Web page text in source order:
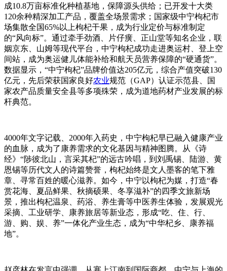
成10.8万亩标准化种植基地，保障源头供给；已开发十大类
120余种精深加工产品，覆盖全场景需求；国家级中宁枸杞市
场集散全国65%以上枸杞干果，成为行业定价与标准制定
的“风向标”。通过牵手劲酒、片仔癀、正山堂等知名企业，联
姻京东、山姆等现代平台，中宁枸杞成功走进奥运村、登上空
间站，成为奥运健儿体能补给和航天员营养保障的“硬通货”。
数据显示，“中宁枸杞”品牌价值达205亿元，综合产值突破130
亿元，先后荣获国家良好农业规范（GAP）认证示范县、国
家农产品质量安全县等多项殊荣，成为道地药材产业发展的标
杆典范。
4000年文字记载、2000年入药史，中宁枸杞早已融入健康产业
的血脉，成为了康养需求的文化基因与精神图腾。从《诗
经》“陟彼北山，言采其杞”的远古吟唱，到刘禹锡、陆游、黄
恩锡等历代文人的诗篇赞誉，枸杞始终是文人墨客的笔下雅
章、寻常百姓的暖心滋养。如今，中宁以枸杞为媒，打造“春
赏花海、夏品鲜果、秋摘硕果、冬享滋补”的四季文旅新场
景，推出枸杞温泉、药浴、养生膏等中医养生体验，发展观光
采摘、工业研学、康养旅居等新业态，形成“吃、住、行、
游、购、娱、养”一体化产业生态，成为“中华杞乡、康养福
地”。